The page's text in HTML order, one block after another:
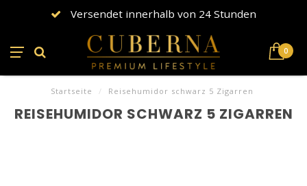
Versendet innerhalb von 24 Stunden
0
Startseite / Reisehumidor schwarz 5 Zigarren
REISEHUMIDOR SCHWARZ 5 ZIGARREN